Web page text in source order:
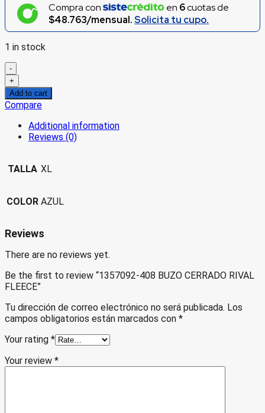
Compra con en 6cuotas de
$48.763/mensual.Solicita tu cupo.
1 in stock
-
1357092-
408
BUZO
CERRADO
RIVAL
FLEECE
+
Add to cart
Compare
Additional information
Reviews (0)
TALLA XL
COLOR AZUL
Reviews
There are no reviews yet.
Be the first to review “1357092-408 BUZO CERRADO RIVAL
FLEECE”
Tu dirección de correo electrónico no será publicada. Los
campos obligatorios están marcados con *
Your rating *
Your review *